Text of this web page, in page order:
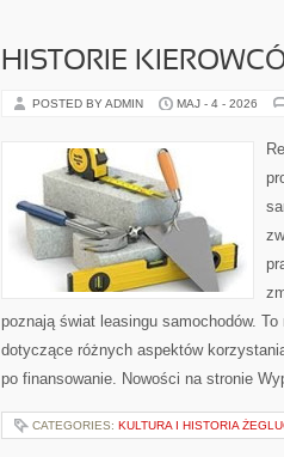
HISTORIE
POSTED BY ADMIN MAJ - 4 - 2026
poznają świat leasingu samochodów.
dotyczące różnych aspektów
po finansowanie. Nowości na stronie
CATEGORIES: KULTURA I HISTORIA